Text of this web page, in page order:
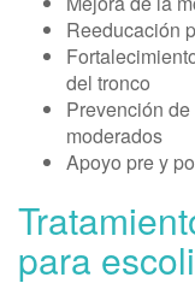
Reeducación
del tronco
Prevención
moderados
Apoyo pre y
para